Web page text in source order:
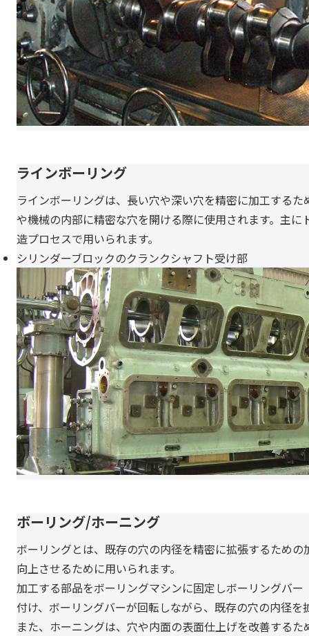
ラインボーリング
ラインボーリングは、長い穴や深い穴を精密に加工する
や機械の内部に精密な穴を開ける際に使用されます。主
造プロセスで用いられます。
シリンダーブロックのクランクシャフト受け部
ボーリング/ホーニング
ボーリングとは、既存の穴の内径を精密に拡張するため
向上させるために用いられます。
加工する部品をボーリングマシンに固定しボーリングバ
付け、ボーリングバーが回転しながら、既存の穴の内径を
また、ホーニングは、穴や内面の表面仕上げを改善する